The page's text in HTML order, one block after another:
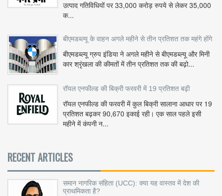
उत्पाद गतिविधियों पर 33,000 करोड़ रुपये से लेकर 35,000
क...
बीएमडब्ल्यू के वाहन अगले महीने से तीन प्रतिशत तक महंगे होंगे
बीएमडब्ल्यू ग्रुप इंडिया ने अगले महीने से बीएमडब्ल्यू और मिनी
कार श्रृंखला की कीमतों में तीन प्रतिशत तक की बढ़ो...
रॉयल एनफील्ड की बिक्री फरवरी में 19 प्रतिशत बढ़ी
रॉयल एनफील्ड की फरवरी में कुल बिक्री सालाना आधार पर 19
प्रतिशत बढ़कर 90,670 इकाई रही। एक साल पहले इसी
महीने में कंपनी न...
RECENT ARTICLES
समान नागरिक संहिता (UCC): क्या यह वास्तव में देश की
प्राथमिकता है?